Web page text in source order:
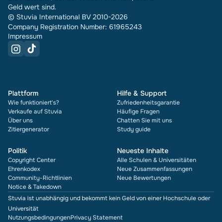
Geld wert sind.
© Stuvia International BV 2010-2026
Company Registration Number: 61965243
Impressum
Plattform
Wie funktioniert's?
Verkaufe auf Stuvia
Über uns
Zitiergenerator
Hilfe & Support
Zufriedenheitsgarantie
Häufige Fragen
Chatten Sie mit uns
Study guide
Politik
Copyright Center
Ehrenkodex
Community-Richtlinien
Notice & Takedown
Neueste Inhalte
Alle Schulen & Universitäten
Neue Zusammenfassungen
Neue Bewertungen
Stuvia ist unabhängig und bekommt kein Geld von einer Hochschule oder
Universität
NutzungsbedingungenPrivacy Statement